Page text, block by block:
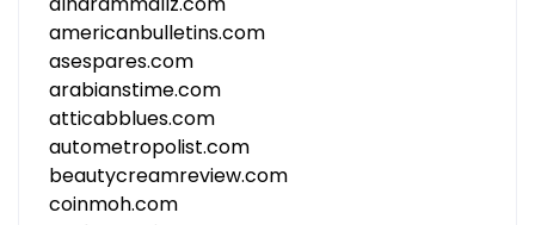
americanbulletins.com
asespares.com
arabianstime.com
atticabblues.com
autometropolist.com
beautycreamreview.com
coinmoh.com